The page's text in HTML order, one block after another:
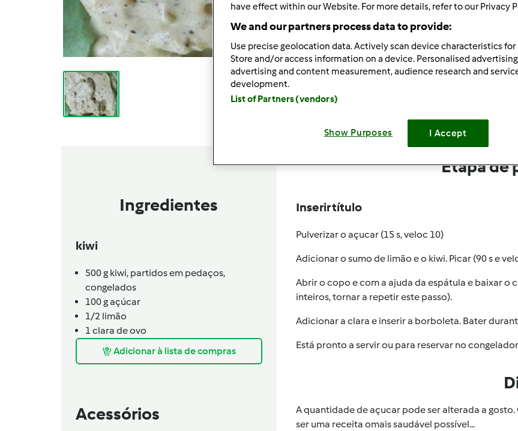
Fácil
Ingredientes
kiwi
500g kiwi, partidos em pedaços,
congelados
100gaçúcar
1/2 limão
1 clara de ovo
Adicionar à lista de compras
Acessórios
Etapa de
Inserir título
Pulverizar o açucar (15 s, veloc 10)
Adicionar o sumo de limão e o kiwi. Picar (90 s e
Abrir o copo e com a ajuda da espátula e baixar o
inteiros, tornar a repetir este passo).
Adicionar a clara e inserir a borboleta. Bater
Está pronto a servir ou para reservar no
A quantidade de açucar pode ser alterada a
ser uma receita omais saudável possível...
have effect within our Website. For more details, refer to our Privacy
We and our partners process data to provide:
Use precise geolocation data. Actively scan device characteristics
Store and/or access information on a device. Personalised
advertising and content measurement, audience research and
development.
List of Partners (vendors)
Show Purposes I Accept